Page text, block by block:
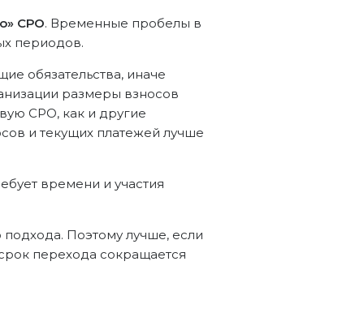
СРО. Временные пробелы в
периодов.
обязательства, иначе
размеры взносов
СРО, как и другие
и текущих платежей лучше
времени и участия
Поэтому лучше, если
перехода сокращается